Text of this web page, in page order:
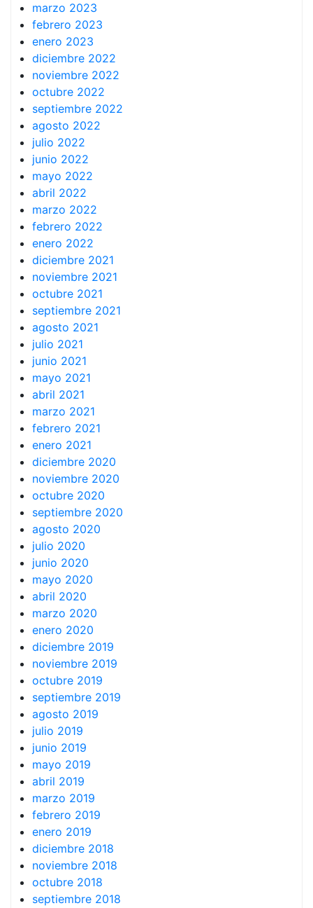
marzo 2023
febrero 2023
enero 2023
diciembre 2022
noviembre 2022
octubre 2022
septiembre 2022
agosto 2022
julio 2022
junio 2022
mayo 2022
abril 2022
marzo 2022
febrero 2022
enero 2022
diciembre 2021
noviembre 2021
octubre 2021
septiembre 2021
agosto 2021
julio 2021
junio 2021
mayo 2021
abril 2021
marzo 2021
febrero 2021
enero 2021
diciembre 2020
noviembre 2020
octubre 2020
septiembre 2020
agosto 2020
julio 2020
junio 2020
mayo 2020
abril 2020
marzo 2020
enero 2020
diciembre 2019
noviembre 2019
octubre 2019
septiembre 2019
agosto 2019
julio 2019
junio 2019
mayo 2019
abril 2019
marzo 2019
febrero 2019
enero 2019
diciembre 2018
noviembre 2018
octubre 2018
septiembre 2018